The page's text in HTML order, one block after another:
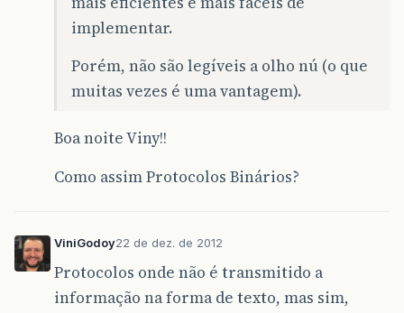
implementar.
Porém, não são legíveis a olho nú (o que
muitas vezes é uma vantagem).
Boa noite Viny!!
Como assim Protocolos Binários?
ViniGodoy22 de dez. de 2012
Protocolos onde não é transmitido a
informação na forma de texto, mas sim,